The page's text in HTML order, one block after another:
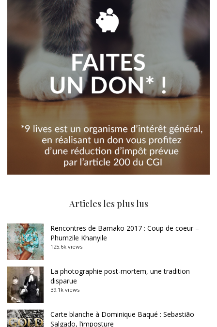
Articles les plus lus
Rencontres de Bamako 2017 : Coup de coeur –
Phumzile Khanyile
125.6k views
La photographie post-mortem, une tradition
disparue
39.1k views
Carte blanche à Dominique Baqué : Sebastião
Salgado, l’imposture